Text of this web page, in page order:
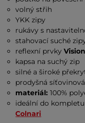
volný střih
YKK zipy
rukávy s
stahovací suché
reflexní prvky
kapsa na suchý zip
silné a široké
prodyšná
materiál: 100%
ideální do
Colnari